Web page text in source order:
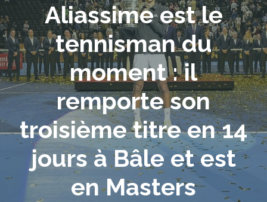
Aliassime est le
tennisman du
moment : il
remporte son
troisième titre en 14
jours à Bâle et est
en Masters